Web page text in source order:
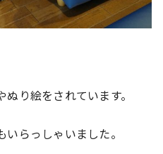
り絵をされています。
らっしゃいました。